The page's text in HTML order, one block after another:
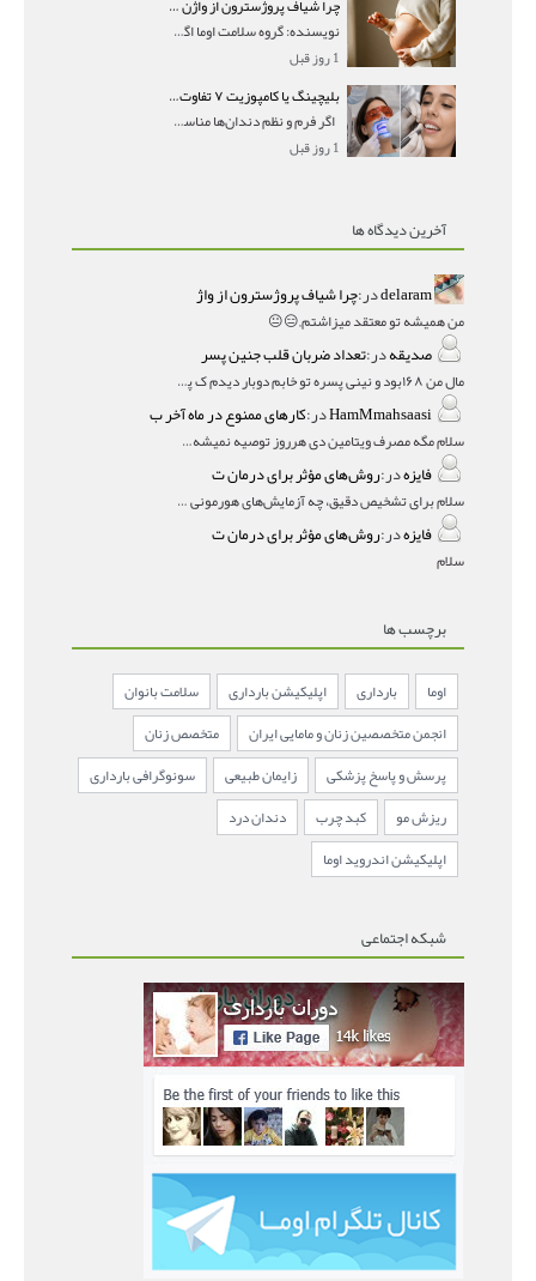
نویسنده: گروه سلامت اوما اگر بعد از گذاشتن شیاف پر
1 روز قبل
بلیچینگ یا کامپوزیت ۷ تفاوت مهم برای انتخاب درست
اگر فرم و نظم دندان‌ها مناسب است و مشکل
1 روز قبل
آخرین دیدگاه ها
delaramدر:چرا شیاف پروژسترون از واژ
من همیشه تو معتقد میزاشتم,,😑😐
صدیقهدر:تعداد ضربان قلب جنین پسر
مال من ۱۶۸بود و نینی پسره تو خابم دوبار دیدم ک پسره
HamMmahsaasiدر:کارهای ممنوع در ماه آخر ب
سلام مگه مصرف ویتامین دی هرروز توصیه نمیشه؟درمقاله میگه
فایزهدر:روش‌های مؤثر برای درمان ت
سلام برای تشخیص دقیق، چه آزمایش‌های هورمونی و چه سونوگر
فایزهدر:روش‌های مؤثر برای درمان ت
سلام
برچسب ها
اوما بارداری اپلیکیشن بارداری
سلامت بانوان
انجمن متخصصین زنان و مامایی ایران
متخصص زنان
پرسش و پاسخ پزشکی
زایمان طبیعی
سونوگرافی بارداری
ریزش مو
کبد چرب
دندان درد
اپلیکیشن اندروید اوما
شبکه اجتماعی